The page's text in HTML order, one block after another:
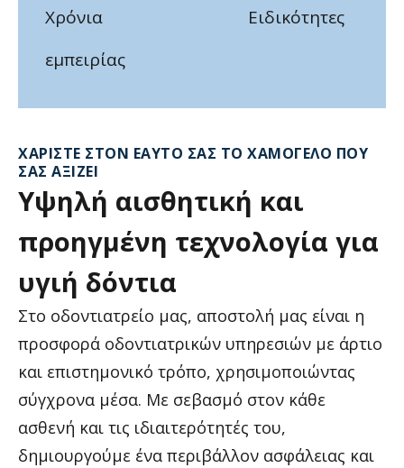
ΧΑΡΊΣΤΕ ΣΤΟΝ ΕΑΥΤΌ ΣΑΣ ΤΟ ΧΑΜΌΓΕΛΟ ΠΟΥ
ΣΑΣ ΑΞΊΖΕΙ
Υψηλή αισθητική και
προηγμένη τεχνολογία για
υγιή δόντια
Στο οδοντιατρείο μας, αποστολή μας είναι η
προσφορά οδοντιατρικών υπηρεσιών με άρτιο
και επιστημονικό τρόπο, χρησιμοποιώντας
σύγχρονα μέσα. Με σεβασμό στον κάθε
ασθενή και τις ιδιαιτερότητές του,
δημιουργούμε ένα περιβάλλον ασφάλειας και
Χρόνια
εμπειρίας
Ειδικότητες